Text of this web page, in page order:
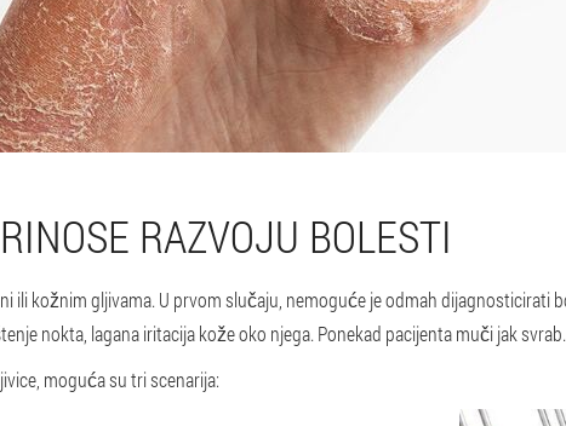
RAZVOJU BOLESTI
ili kožnim gljivama. U prvom slučaju, nemoguće je odmah dijagnosticirati
nokta, lagana iritacija kože oko njega. Ponekad pacijenta muči jak svrab.
moguća su tri scenarija: